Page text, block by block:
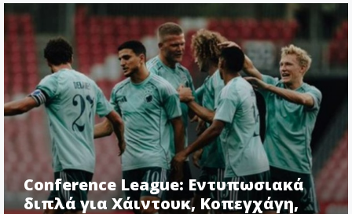
Conference League: Εντυπωσιακά
διπλά για Χάιντουκ, Κοπεγχάγη,